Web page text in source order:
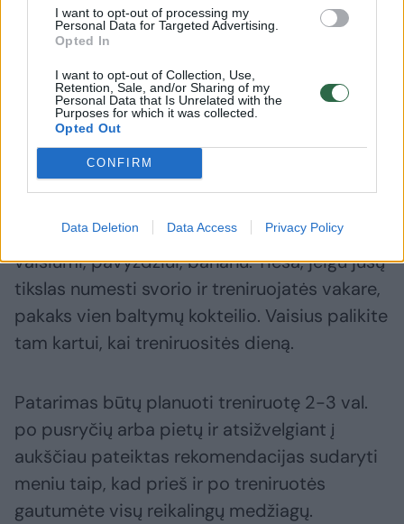
I want to opt-out of processing my
Personal Data for Targeted Advertising.
Opted In
I want to opt-out of Collection, Use,
Retention, Sale, and/or Sharing of my
Personal Data that Is Unrelated with the
Purposes for which it was collected.
Opted Out
CONFIRM
Data Deletion Data Access Privacy Policy
apsunkinti treniruotės metu.
Mityba po treniruotės.Pasportavus
geriausia būtų pavalgyti iš karto. Taip
atkursite energiją, atstatysite raumenis.
Rinkitės vištienos ar kalakutienos filė, baltą
žuvį, kiaušinio baltymus, ryžius, makaronus,
susiplakite baltymų miltelių kokteilį su saldžiu
vaisiumi, pavyzdžiui, bananu. Tiesa, jeigu jūsų
tikslas numesti svorio ir treniruojatės vakare,
pakaks vien baltymų kokteilio. Vaisius palikite
tam kartui, kai treniruositės dieną.
Patarimas būtų planuoti treniruotę 2-3 val.
po pusryčių arba pietų ir atsižvelgiant į
aukščiau pateiktas rekomendacijas sudaryti
meniu taip, kad prieš ir po treniruotės
gautumėte visų reikalingų medžiagų.